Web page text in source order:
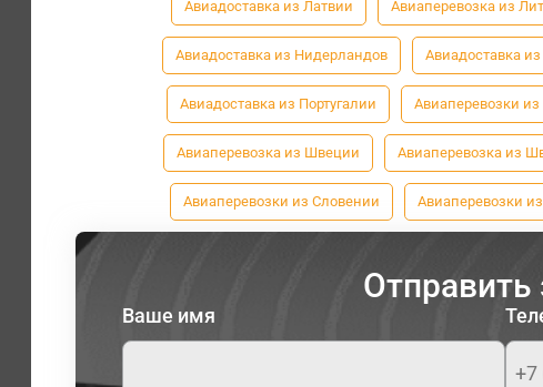
Авиадоставка из Латвии Авиаперевозка из
Авиадоставка из Нидерландов Авиадоставка
Авиадоставка из Португалии Авиаперевозки
Авиаперевозка из Швеции Авиаперевозка из
Авиаперевозки из Словении Авиаперевозки
Отправить
Ваше имя